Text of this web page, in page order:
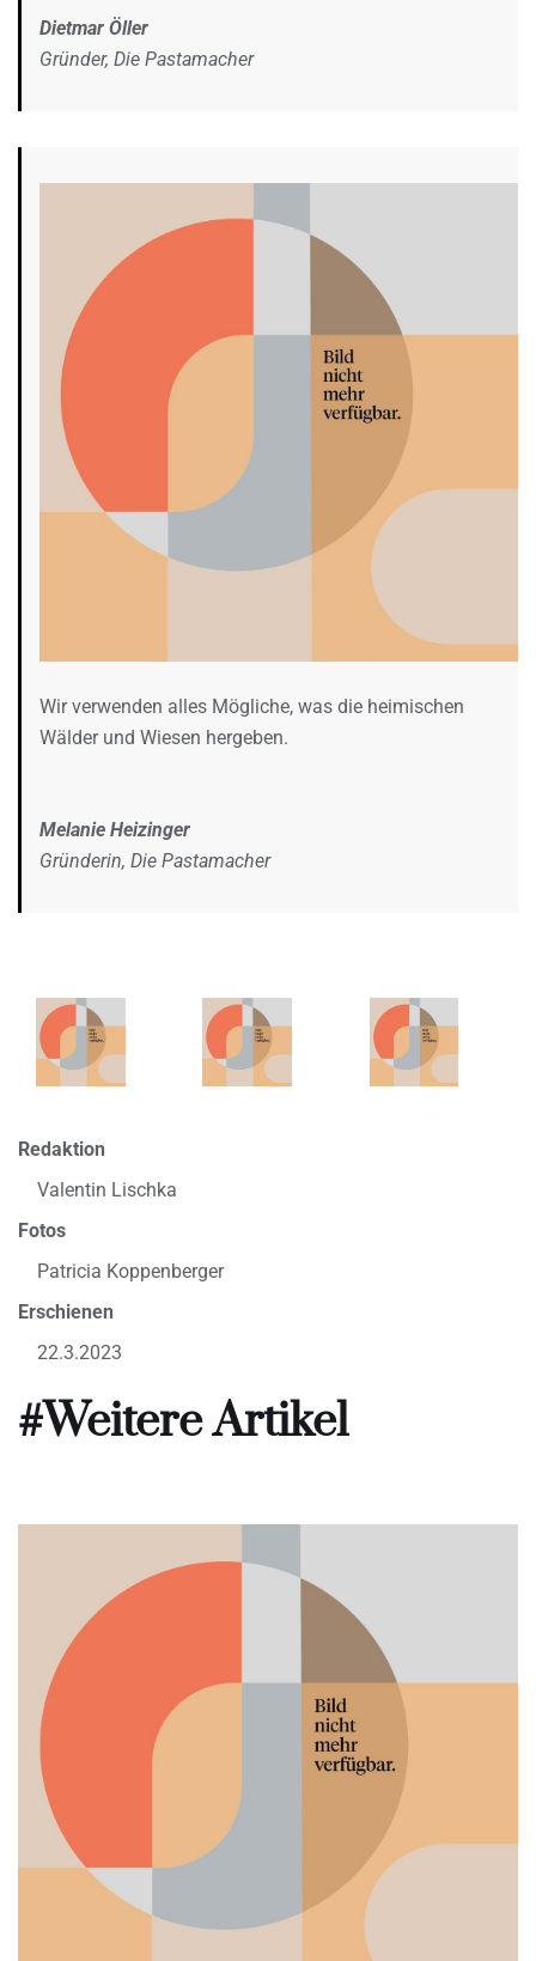
Dietmar Öller
Gründer, Die Pastamacher
Wir verwenden alles Mögliche, was die heimischen
Wälder und Wiesen hergeben.
Melanie Heizinger
Gründerin, Die Pastamacher
Redaktion
Valentin Lischka
Fotos
Patricia Koppenberger
Erschienen
22.3.2023
#Weitere Artikel